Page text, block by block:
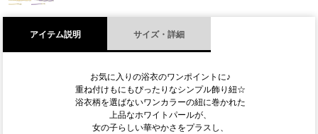
アイテム説明 サイズ・詳細
お気に入りの浴衣のワンポイントに♪
重ね付けもにもぴったりなシンプル飾り紐☆
浴衣柄を選ばないワンカラーの紐に巻かれた
上品なホワイトパールが、
女の子らしい華やかさをプラスし、